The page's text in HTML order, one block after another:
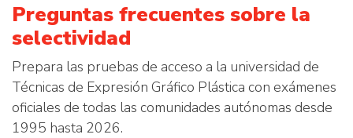
Preguntas frecuentes sobre la
selectividad
Prepara las pruebas de acceso a la universidad de
Técnicas de Expresión Gráfico Plástica con exámenes
oficiales de todas las comunidades autónomas desde
1995 hasta 2026.